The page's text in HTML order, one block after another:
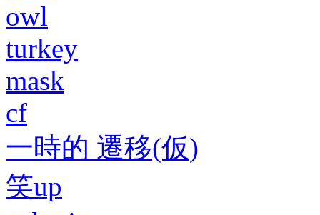
owl
turkey
mask
cf
一時的 遷移(仮)
笑up